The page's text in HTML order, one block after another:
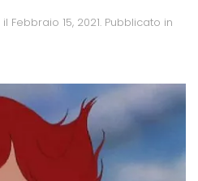
il Febbraio 15, 2021. Pubblicato in